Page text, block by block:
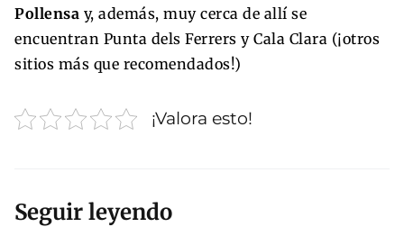
Pollensa y, además, muy cerca de allí se
encuentran Punta dels Ferrers y Cala Clara (¡otros
sitios más que recomendados!)
¡Valora esto!
Seguir leyendo